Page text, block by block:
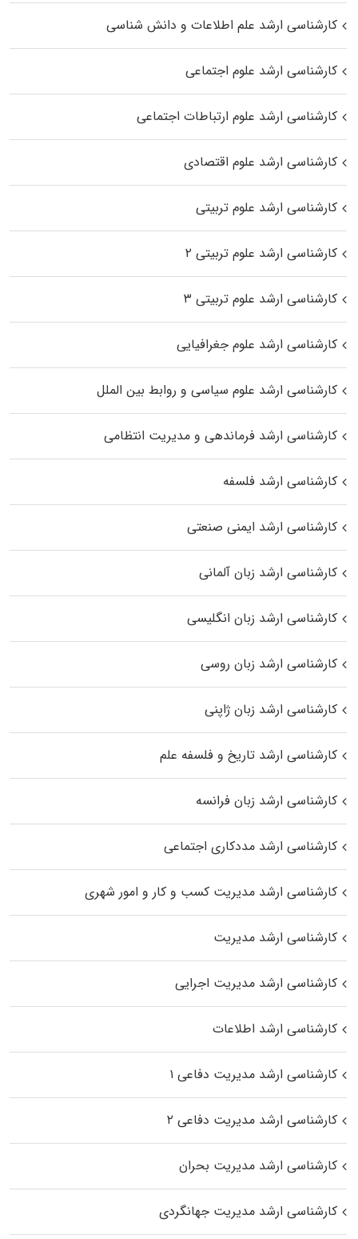
کارشناسی ارشد علم اطلاعات و دانش شناسی
کارشناسی ارشد علوم اجتماعی
کارشناسی ارشد علوم ارتباطات اجتماعی
کارشناسی ارشد علوم اقتصادی
کارشناسی ارشد علوم تربیتی
کارشناسی ارشد علوم تربیتی ۲
کارشناسی ارشد علوم تربیتی ۳
کارشناسی ارشد علوم جغرافیایی
کارشناسی ارشد علوم سیاسی و روابط بین الملل
کارشناسی ارشد فرماندهی و مدیریت انتظامی
کارشناسی ارشد فلسفه
کارشناسی ارشد ایمنی صنعتی
کارشناسی ارشد زبان آلمانی
کارشناسی ارشد زبان انگلیسی
کارشناسی ارشد زبان روسی
کارشناسی ارشد زبان ژاپنی
کارشناسی ارشد تاریخ و فلسفه علم
کارشناسی ارشد زبان فرانسه
کارشناسی ارشد مددکاری اجتماعی
کارشناسی ارشد مدیریت کسب و کار و امور شهری
کارشناسی ارشد مدیریت
کارشناسی ارشد مدیریت اجرایی
کارشناسی ارشد اطلاعات
کارشناسی ارشد مدیریت دفاعی ۱
کارشناسی ارشد مدیریت دفاعی ۲
کارشناسی ارشد مدیریت بحران
کارشناسی ارشد مدیریت جهانگردی